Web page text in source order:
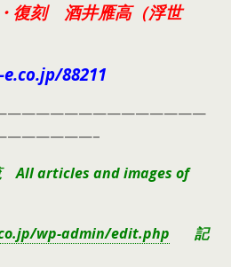
復刻 酒井雁高（浮世
88211
All articles and images of
wp-admin/edit.php 記